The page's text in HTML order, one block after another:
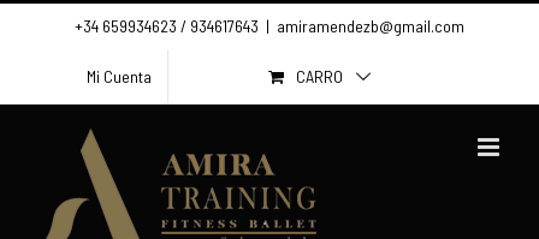
+34 659934623 / 934617643 | amiramendezb@gmail.com
Mi Cuenta CARRO